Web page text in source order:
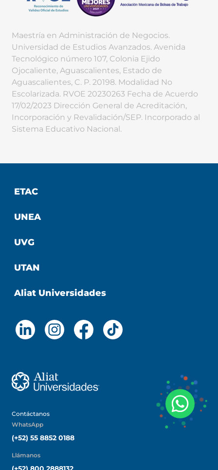
Maestría en Administración de Negocios.
Universidad de Estudios Avanzados. Avenida
Tecnológico número 107, Colonia Ejido
Ojocaliente, Aguascalientes, Estado de
Aguascalientes, C. P. 20198. Modalidad No
Escolarizada. RVOE 20230263 Fecha de Acuerdo
17/02/2023 Dirección General de Acreditación,
Incorporación y Revalidación/SEP. Incorporado al
Sistema Educativo Nacional.
ETAC
UNEA
UVG
UTAN
Aliat Universidades
Contáctanos
WhatsApp
(+52) 55 8852 0188
Llámanos